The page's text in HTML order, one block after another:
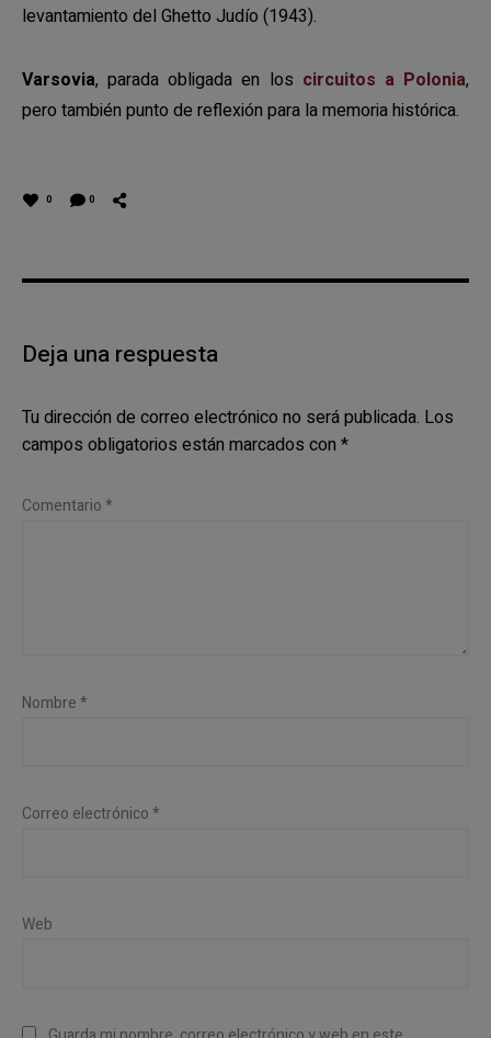
levantamiento del Ghetto Judío (1943).
Varsovia, parada obligada en los circuitos a Polonia,
pero también punto de reflexión para la memoria histórica.
0 0
Deja una respuesta
Tu dirección de correo electrónico no será publicada. Los
campos obligatorios están marcados con *
Comentario*
Nombre*
Correo electrónico*
Web